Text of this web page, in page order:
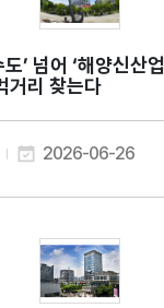
거리 찾는다
2026-06-26